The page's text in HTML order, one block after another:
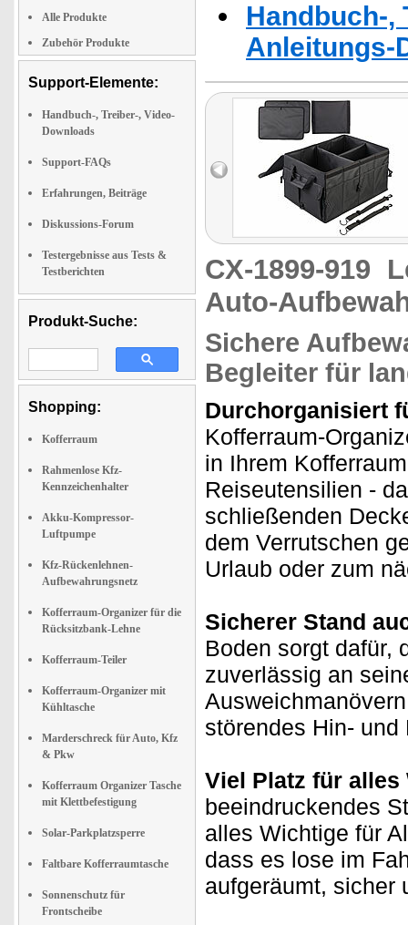
Alle Produkte
Zubehör Produkte
Support-Elemente:
Handbuch-, Treiber-, Video-
Downloads
Support-FAQs
Erfahrungen, Beiträge
Diskussions-Forum
Testergebnisse aus Tests &
Testberichten
Produkt-Suche:
Shopping:
Kofferraum
Rahmenlose Kfz-
Kennzeichenhalter
Akku-Kompressor-
Luftpumpe
Kfz-Rückenlehnen-
Aufbewahrungsnetz
Kofferraum-Organizer für die
Rücksitzbank-Lehne
Kofferraum-Teiler
Kofferraum-Organizer mit
Kühltasche
Marderschreck für Auto, Kfz
& Pkw
Kofferraum Organizer Tasche
mit Klettbefestigung
Solar-Parkplatzsperre
Faltbare Kofferraumtasche
Sonnenschutz für
Frontscheibe
Handbuch-,
Anleitungs-
CX-1899-919
Auto-
Sichere
Begleiter für
Durchorganisiert
Kofferraum-
in Ihrem
Reiseutensilien -
schließenden
dem Verrutschen
Urlaub oder zum
Sicherer Stand
Boden sorgt dafür,
zuverlässig an
störendes Hin-
Viel Platz für
beeindruckendes
alles Wichtige für
dass es lose im
aufgeräumt, sicher